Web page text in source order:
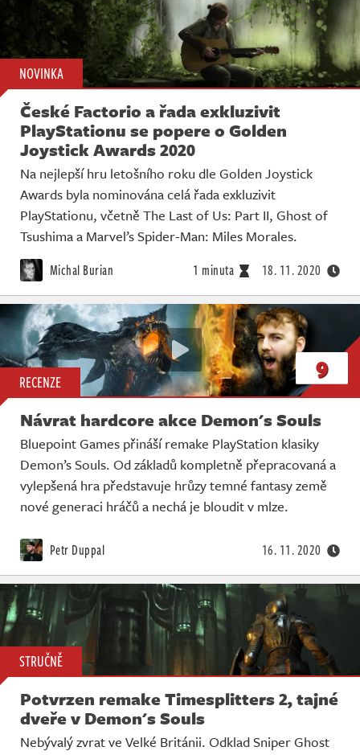
NOVINKA
České Factorio a řada exkluzivit
PlayStationu se popere o Golden
Joystick Awards 2020
Na nejlepší hru letošního roku dle Golden Joystick
Awards byla nominována celá řada exkluzivit
PlayStationu, včetně The Last of Us: Part II, Ghost of
Tsushima a Marvel’s Spider-Man: Miles Morales.
Michal Burian 1 minuta 18. 11. 2020
RECENZE 9
Návrat hardcore akce Demon's Souls
Bluepoint Games přináší remake PlayStation klasiky
Demon’s Souls. Od základů kompletně přepracovaná a
vylepšená hra představuje hrůzy temné fantasy země
nové generaci hráčů a nechá je bloudit v mlze.
Petr Duppal 16. 11. 2020
STRUČNĚ
Potvrzen remake Timesplitters 2, tajné
dveře v Demon's Souls
Nebývalý zvrat ve Velké Británii. Odklad Sniper Ghost